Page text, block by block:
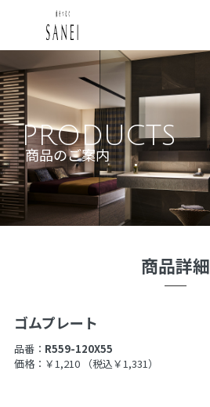
PRODUCTS
商品のご案内
商品詳細
ゴムプレート
品番： R559-120X55
価格：￥1,210
（税込￥1,331）